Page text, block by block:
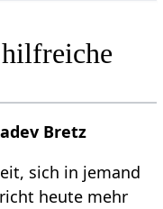
Bretz
sich in jemand
heute mehr